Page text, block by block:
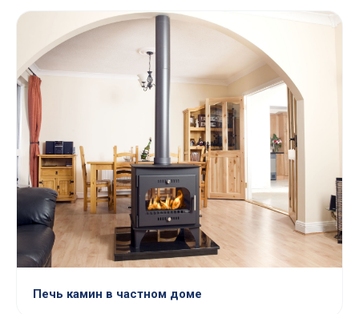
Печь камин в частном доме